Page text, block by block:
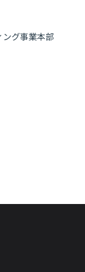
ング事業本部